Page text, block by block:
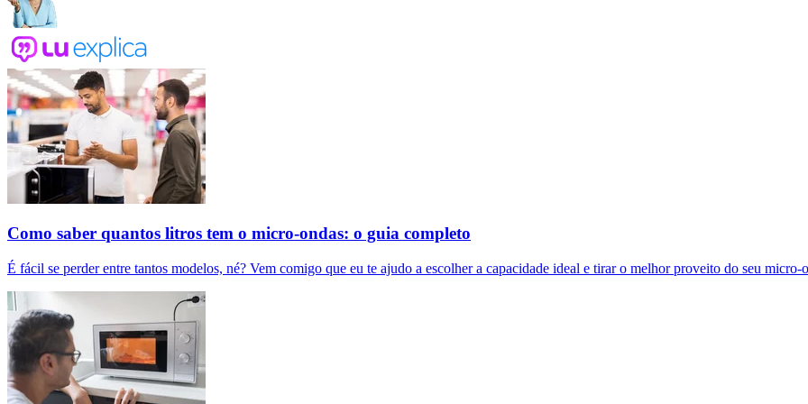
Como saber quantos litros tem o micro-ondas: o guia completo
É fácil se perder entre tantos modelos, né? Vem comigo que eu te ajudo a escolher a capacidade ideal e tirar o melhor proveito do seu micro-